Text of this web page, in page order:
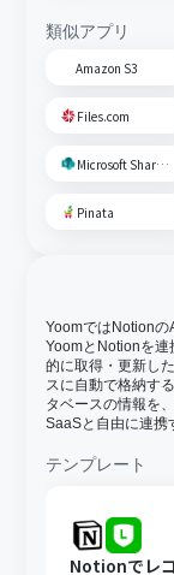
類似アプリ
Amazon S3
Files.com
Microsoft SharePoint
Pinata
YoomではNotionの
YoomとNotionを
的に取得・更新し
スに自動で格納す
タベースの情報を
SaaSと自由に連携
テンプレート
Notionでレ